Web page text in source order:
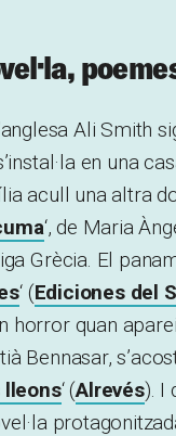
Ali Smith
en una
acull una altra
‘, de Maria
Grècia. El
‘ (Ediciones del
horror quan
Bennasar,
lleons‘ (Alrevés). I